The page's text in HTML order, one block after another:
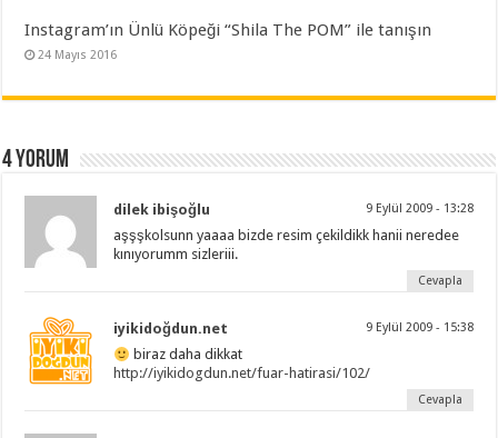
Instagram’ın Ünlü Köpeği “Shila The POM” ile tanışın
24 Mayıs 2016
4 yorum
dilek ibişoğlu 9 Eylül 2009 - 13:28
aşşşkolsunn yaaaa bizde resim çekildikk hanii neredee
kınıyorumm sizleriii.
Cevapla
iyikidoğdun.net 9 Eylül 2009 - 15:38
biraz daha dikkat
http://iyikidogdun.net/fuar-hatirasi/102/
Cevapla